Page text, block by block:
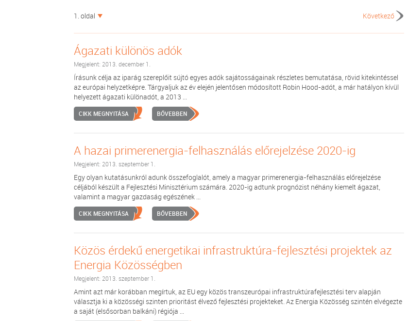
1. oldal Következő
Ágazati különös adók
Megjelent: 2013. december 1.
Írásunk célja az iparág szereplőit sújtó egyes adók sajátosságainak részletes bemutatása, rövid kitekintéssel
az európai helyzetképre. Tárgyaljuk az év elején jelentősen módosított Robin Hood-adót, a már hatályon kívül
helyezett ágazati különadót, a 2013 ...
CIKK MEGNYITÁSA BŐVEBBEN
A hazai primerenergia-felhasználás előrejelzése 2020-ig
Megjelent: 2013. szeptember 1.
Egy olyan kutatásunkról adunk összefoglalót, amely a magyar primerenergia-felhasználás előrejelzése
céljából készült a Fejlesztési Minisztérium számára. 2020-ig adtunk prognózist néhány kiemelt ágazat,
valamint a magyar gazdaság egészének ...
CIKK MEGNYITÁSA BŐVEBBEN
Közös érdekű energetikai infrastruktúra-fejlesztési projektek az
Energia Közösségben
Megjelent: 2013. szeptember 1.
Amint azt már korábban megírtuk, az EU egy közös transzeurópai infrastruktúrafejlesztési terv alapján
választja ki a közösségi szinten prioritást élvező fejlesztési projekteket. Az Energia Közösség szintén elvégezte
a saját (elsősorban balkáni) régiója ...